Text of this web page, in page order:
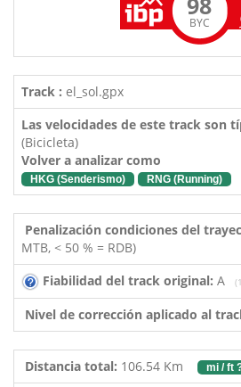
BYC
Track : el_sol.gpx
Las velocidades de este track son
(Bicicleta)
Volver a analizar como
HKG (Senderismo) RNG (Running)
Penalización condiciones del
MTB, < 50 % = RDB)
Fiabilidad del track original: A
Nivel de corrección aplicado al
Distancia total: 106.54 Km mi / ft